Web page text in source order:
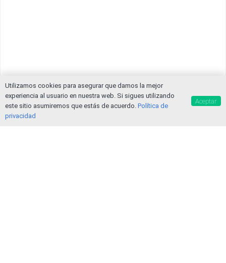
Utilizamos cookies para asegurar que damos la mejor
experiencia al usuario en nuestra web. Si sigues utilizando
este sitio asumiremos que estás de acuerdo. Política de
privacidad
Aceptar